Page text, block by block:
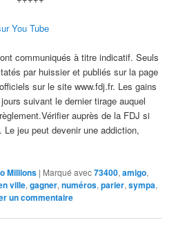
You Tube
communiqués à titre indicatif. Seuls
par huissier et publiés sur la page
sur le site www.fdj.fr. Les gains
suivant le dernier tirage auquel
auprès de la FDJ si
jeu peut devenir une addiction,
Millions | Marqué avec73400,amigo,
ville,gagner,numéros,parier,sympa,
un commentaire